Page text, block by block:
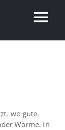
wo gute
Wärme. In